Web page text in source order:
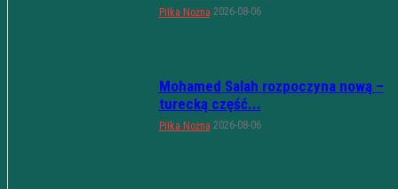
Piłka Nożna 2026-08-06
Mohamed Salah rozpoczyna nową –
turecką część...
Piłka Nożna 2026-08-06